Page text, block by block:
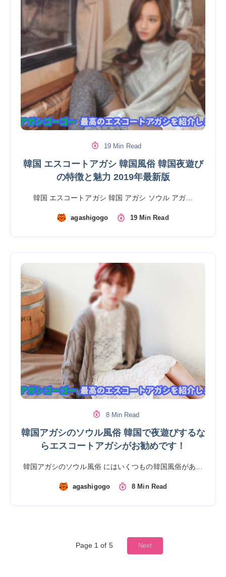
19 Min Read
韓国 エスコートアガシ 韓国風俗 韓国夜遊び
の特徴と魅力 2019年最新版
韓国 エスコートアガシ 韓国 アガシ ソウル アガ…
agashigogo 19 Min Read
8 Min Read
韓国アガシのソウル風俗 韓国で夜遊びするな
らエスコートアガシがお勧めです！
韓国アガシのソウル風俗 にはいくつもの韓国風俗があ…
agashigogo 8 Min Read
Page 1 of 5 Next